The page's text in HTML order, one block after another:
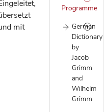
Programme
German
Dictionary
by
Jacob
Grimm
and
Wilhelm
Grimm
mit